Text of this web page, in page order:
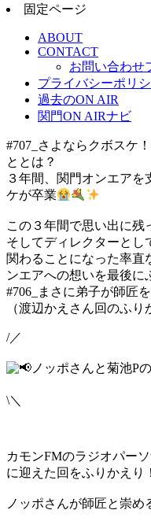
固定ページ
ABOUT
CONTACT
お問い合わせ
プライバシーポリ
過去のON AIR
関門ON AIRナビ
#707_さよならクボスケ
ととは？
３年間、関門オンエア
ケが卒業
この３年間で思い出に残
そしてディレクターとし
関わることになった率直
ンエアへの想いを最後に
#706_まさに弟子が師匠
（渡辺かえさん回のふり
/／
ノッポさんと菊池P
\＼
カモンFMのラジオパー
に迎えた回をふりかえり！
ノッポさんが師匠と崇